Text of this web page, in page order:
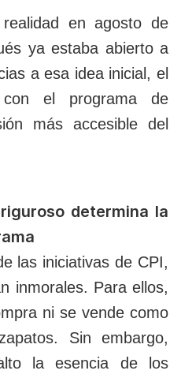
en agosto de
ya estaba abierto a
a esa idea inicial, el
el programa de
más accesible del
determina la
las iniciativas de CPI,
inmorales. Para ellos,
ni se vende como
Sin embargo,
la esencia de los